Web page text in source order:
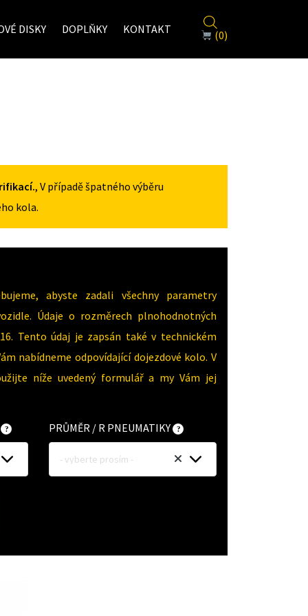
DISKY DOPLŇKY KONTAKT (0)
, V případě špatného výběru
kola.
abyste zadali všechny parametry
Údaje o rozměrech plnohodnotných
Tento údaj je zapsán také v technickém
nabídneme odpovídající dojezdové kolo. V
níže uvedený formulář a my Vám jej
PRŮMĚR / R PNEUMATIKY
- vyberte prosím -